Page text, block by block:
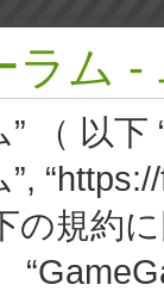
ラム -
（ 以下
の規約